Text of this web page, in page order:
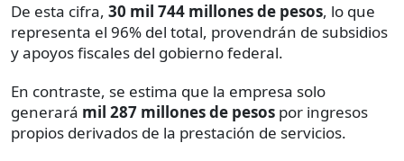
De esta cifra, 30 mil 744 millones de pesos, lo que
representa el 96% del total, provendrán de subsidios
y apoyos fiscales del gobierno federal.
En contraste, se estima que la empresa solo
generará mil 287 millones de pesos por ingresos
propios derivados de la prestación de servicios.